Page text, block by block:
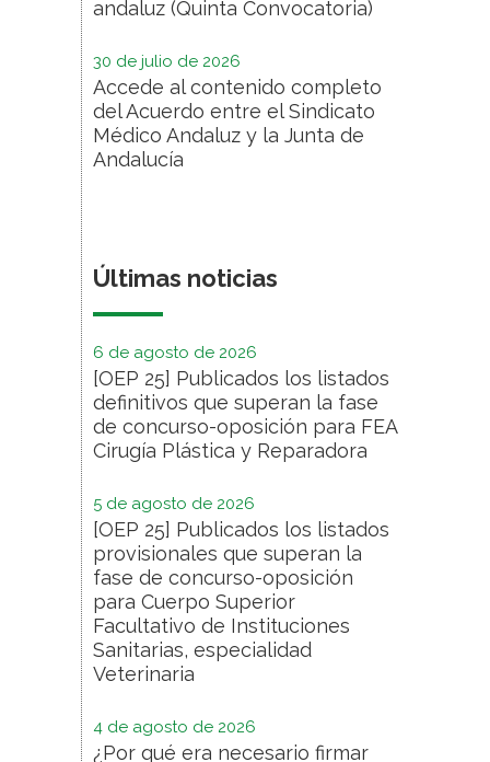
andaluz (Quinta Convocatoria)
30 de julio de 2026
Accede al contenido completo
del Acuerdo entre el Sindicato
Médico Andaluz y la Junta de
Andalucía
Últimas noticias
6 de agosto de 2026
[OEP 25] Publicados los listados
definitivos que superan la fase
de concurso-oposición para FEA
Cirugía Plástica y Reparadora
5 de agosto de 2026
[OEP 25] Publicados los listados
provisionales que superan la
fase de concurso-oposición
para Cuerpo Superior
Facultativo de Instituciones
Sanitarias, especialidad
Veterinaria
4 de agosto de 2026
¿Por qué era necesario firmar